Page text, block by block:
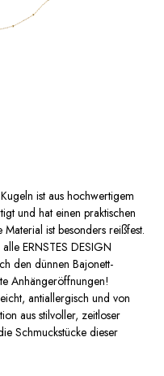
ist aus hochwertigem
und hat einen praktischen
Material ist besonders reißfest.
ERNSTES DESIGN
den dünnen Bajonett-
Anhängeröffnungen!
antiallergisch und von
aus stilvoller, zeitloser
Schmuckstücke dieser